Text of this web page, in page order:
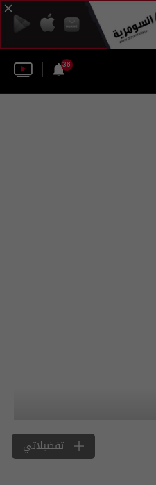
36
تفضيلاتي